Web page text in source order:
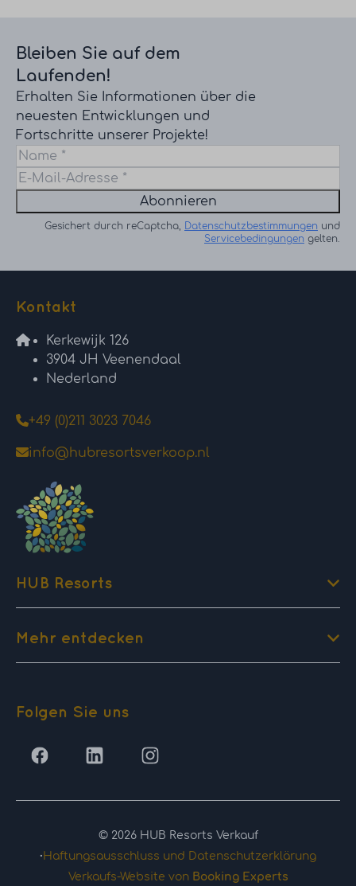
Bleiben Sie auf dem
Laufenden!
Erhalten Sie Informationen über die
neuesten Entwicklungen und
Fortschritte unserer Projekte!
Abonnieren
Gesichert durch reCaptcha, Datenschutzbestimmungen und
Servicebedingungen gelten.
Kontakt
Kerkewijk 126
3904 JH Veenendaal
Nederland
+49 (0)211 3023 7046
info@hubresortsverkoop.nl
HUB Resorts
Mehr entdecken
Folgen Sie uns
© 2026 HUB Resorts Verkauf
· Haftungsausschluss und Datenschutzerklärung
Verkaufs-Website von Booking Experts